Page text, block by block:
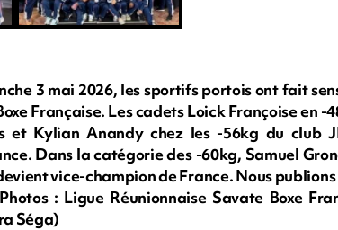
3 mai 2026, les sportifs portois ont fait
Française. Les cadets Loick Françoise en
et Kylian Anandy chez les -56kg du club
Dans la catégorie des -60kg, Samuel
vice-champion de France. Nous
: Ligue Réunionnaise Savate Boxe
Séga)